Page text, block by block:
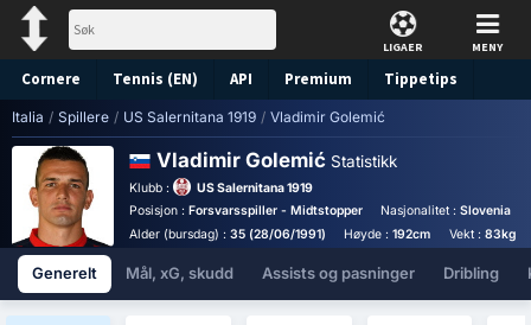
LIGAER MENY
Cornere Tennis (EN) API Premium Tippetips
Italia / Spillere / US Salernitana 1919 / Vladimir Golemić
Vladimir Golemić Statistikk
Klubb :
US Salernitana 1919
Posisjon : Forsvarsspiller - Midtstopper Nasjonalitet :Slovenia
Alder (bursdag) : 35 (28/06/1991) Høyde :192cm Vekt : 83kg
Generelt Mål, xG, skudd Assists og pasninger Dribling